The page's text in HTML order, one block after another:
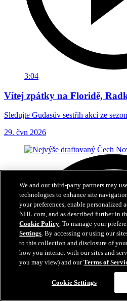
3:04
Vítej zpátky na Floridě,
Sledujte Gudasův sestřih akcí ze
29. čvn 2026
We and our third-party partners may
technologies to enhance site
your preferences, enable personalized
NHL.com, and as described further in
Cookie Policy. To manage your
Settings. By accessing or using our
to this collection and disclosure of
how you interact with our sites and
you may view) and ourTerms of
Cookie Settings